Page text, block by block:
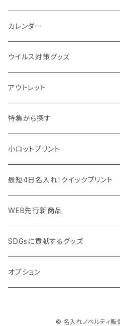
パットカバー、ブックカバー
IDケース、パスケース、コインケース
デスク周辺
非常食
タッチペン
USBケーブル・ハブ
イヤホン・ヘッドフォン
マウスパッド
モバイル周辺グッズ
PC周辺グッズ
ビューティー雑貨
時計
マフラー・ストール
折りたたみクッション
カレンダー
ウイルス対策グッズ
除菌グッズ
パーテーション
マスク・フェイスシールド
測定・測量用品
加湿器・オゾン発生器
ウイルス対策消耗品
ウイルス対策備品
アウトレット
アウトレット
ドリンクフェア
ボトル・タンブラー
ポーチ・巾着
タオル・ブランケット
その他雑貨品
特集から探す
エンタメグッズ・イベント会場物販品
ご当地グッズ・オリジナルお土産品
フルカラー印刷ノベルティ
予算消化・備品におすすめグッズ
展示会・説明会ノベルティ
小ロットプリント
最短4日名入れ！クイックプリント
クイック印刷対応トートバッグ・エコ
クイック印刷対応ポーチ・巾着
クイック印刷対応ボトル
WEB先行新商品
SDGsに貢献するグッズ
オプション
© 名入れノベルティ販